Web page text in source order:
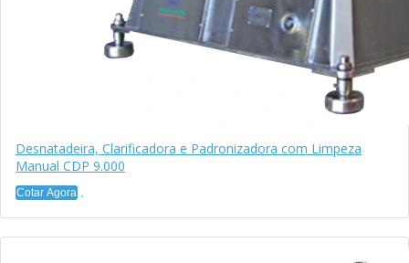
Desnatadeira, Clarificadora e Padronizadora com Limpeza
Manual CDP 9.000
Cotar Agora